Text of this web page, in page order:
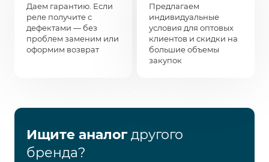
Даем гарантию. Если
реле получите с
дефектами — без
проблем заменим или
оформим возврат
Предлагаем
индивидуальные
условия для оптовых
клиентов и скидки на
большие объемы
закупок
Ищите аналогдругого
бренда?